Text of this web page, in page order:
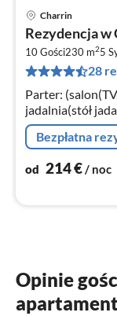
Charrin
Rezydencja w
10 Gości230 m25
28
Parter:
jadalnia(stół
gaz), zaparzacz
Bezpłatna
od 214€/ noc
Opinie